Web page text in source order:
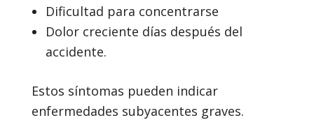
Dificultad para concentrarse
Dolor creciente días después del
accidente.
Estos síntomas pueden indicar
enfermedades subyacentes graves.